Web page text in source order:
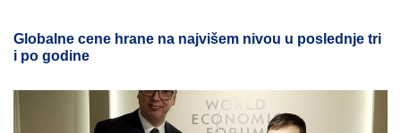
Globalne cene hrane na najvišem nivou u poslednje tri
i po godine